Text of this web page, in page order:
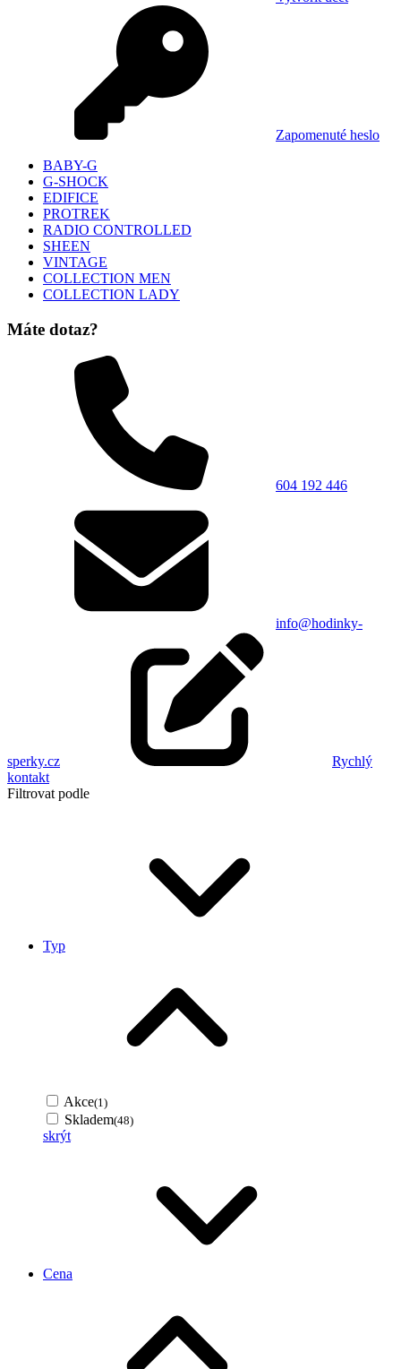
Zapomenuté heslo
BABY-G
G-SHOCK
EDIFICE
PROTREK
RADIO CONTROLLED
SHEEN
VINTAGE
COLLECTION MEN
COLLECTION LADY
Máte dotaz?
604 192 446
info@hodinky-
sperky.cz
Rychlý
kontakt
Filtrovat podle
Typ
Akce(1)
Skladem(48)
skrýt
Cena